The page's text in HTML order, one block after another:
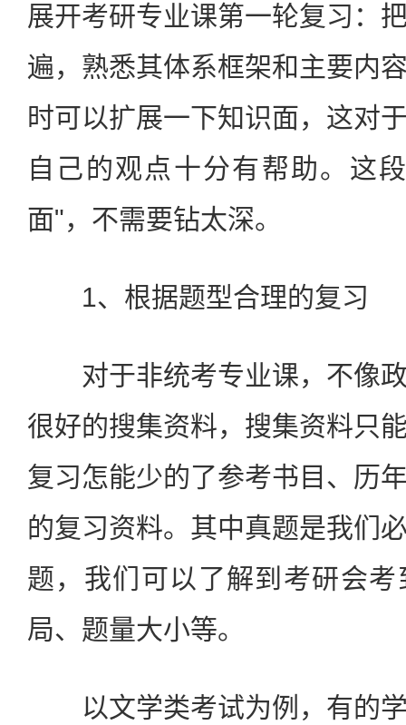
展开考研专业课第一轮复习：
遍，熟悉其体系框架和主要内
时可以扩展一下知识面，这对
自己的观点十分有帮助。这
面"，不需要钻太深。
1、根据题型合理的复习
对于非统考专业课，不像政
很好的搜集资料，搜集资料只
复习怎能少的了参考书目、历
的复习资料。其中真题是我们
题，我们可以了解到考研会
局、题量大小等。
以文学类考试为例，有的学